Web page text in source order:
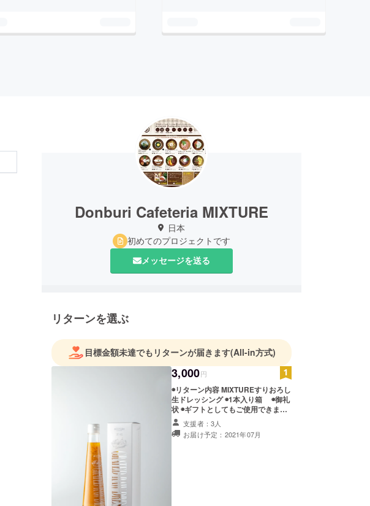
Donburi Cafeteria MIXTURE
日本
初めてのプロジェクトです
メッセージを送る
リターンを選ぶ
目標金額未達でもリターンが届きます(All-in方式)
3,000円
◉リターン内容 MIXTUREすりおろし
生ドレッシング ◉1本入り箱 ◉御礼
状 ◉ギフトとしてもご使用できま
す。 ギフトをご希望の方は、備考欄
に配送先（お名前・住所・電話番
号）を記載いただくようお願いしま
支援者：3人
お届け予定：2021年07月